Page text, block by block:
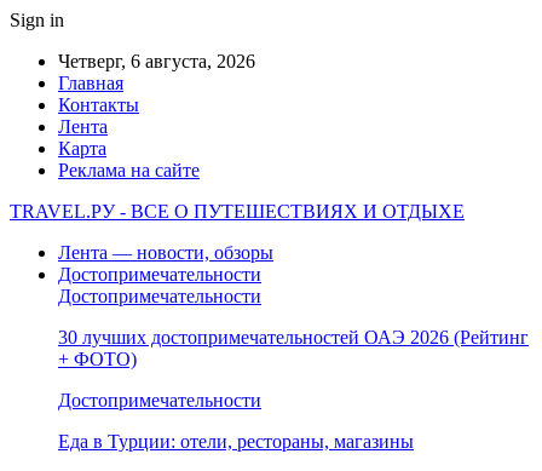
Sign in
Четверг, 6 августа, 2026
Главная
Контакты
Лента
Карта
Реклама на сайте
TRAVEL.РУ - ВСЕ О ПУТЕШЕСТВИЯХ И ОТДЫХЕ
Лента — новости, обзоры
Достопримечательности
Достопримечательности
30 лучших достопримечательностей ОАЭ 2026 (Рейтинг
+ ФОТО)
Достопримечательности
Еда в Турции: отели, рестораны, магазины